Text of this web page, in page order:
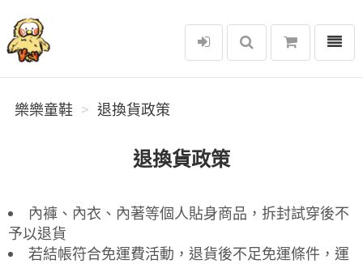
樂樂童鞋
選單
樂樂童鞋 退換貨政策
退換貨政策
內褲、內衣、內著等個人貼身商品，拆封試穿後不
予以退貨
若結帳符合免運費活動，退貨後不足免運條件，運